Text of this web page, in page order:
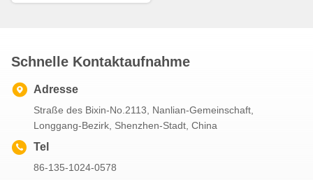
Schnelle Kontaktaufnahme
Adresse
Straße des Bixin-No.2113, Nanlian-Gemeinschaft,
Longgang-Bezirk, Shenzhen-Stadt, China
Tel
86-135-1024-0578